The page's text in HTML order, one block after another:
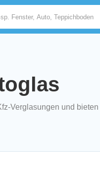
Verglasungen und